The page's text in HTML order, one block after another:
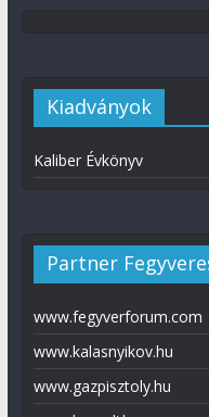
Kiadványok
Kaliber Évkönyv
Partner
www.fegyverforum.com
www.kalasnyikov.hu
www.gazpisztoly.hu